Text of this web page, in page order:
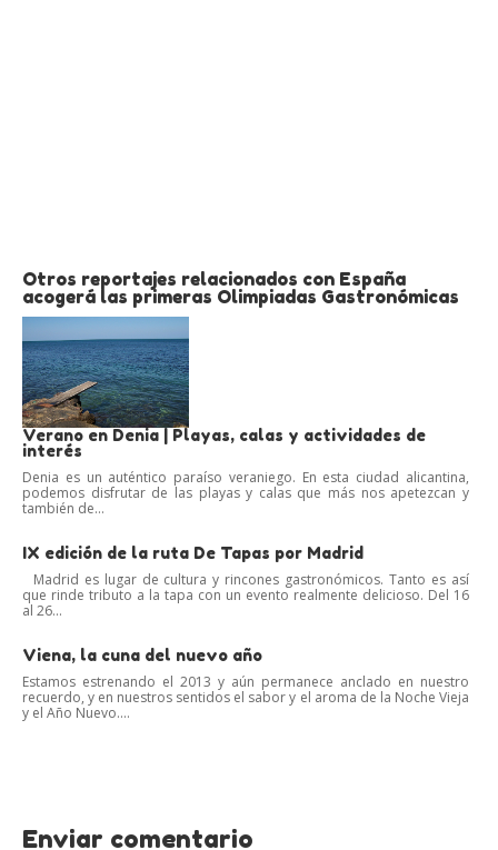
Otros reportajes relacionados con España
acogerá las primeras Olimpiadas Gastronómicas
Verano en Denia | Playas, calas y actividades de
interés
Denia es un auténtico paraíso veraniego. En esta ciudad alicantina,
podemos disfrutar de las playas y calas que más nos apetezcan y
también de...
IX edición de la ruta De Tapas por Madrid
Madrid es lugar de cultura y rincones gastronómicos. Tanto es así
que rinde tributo a la tapa con un evento realmente delicioso. Del 16
al 26...
Viena, la cuna del nuevo año
Estamos estrenando el 2013 y aún permanece anclado en nuestro
recuerdo, y en nuestros sentidos el sabor y el aroma de la Noche Vieja
y el Año Nuevo....
Enviar comentario